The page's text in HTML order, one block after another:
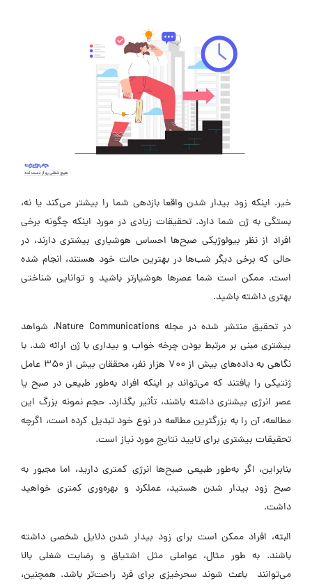
خیر. اینکه زود بیدار شدن واقعا بازدهی شما را بیشتر می‌کند یا نه،
بستگی به ژن شما دارد. تحقیقات زیادی در مورد اینکه چگونه برخی
افراد از نظر بیولوژیکی صبح‌ها احساس هوشیاری بیشتری دارند، در
حالی که برخی دیگر شب‌ها در بهترین حالت خود هستند، انجام شده
است. ممکن است شما عصرها هوشیارتر باشید و توانایی شناختی
بهتری داشته باشید.
در تحقیق منتشر شده در مجله Nature Communications، شواهد
بیشتری مبنی بر مرتبط بودن چرخه خواب و بیداری با ژن ارائه شد. با
نگاهی به داده‌های بیش از 700 هزار نفر، محققان بیش از 350 عامل
ژنتیکی را یافتند که می‌تواند بر اینکه افراد به‌طور طبیعی در صبح یا
عصر انرژی بیشتری داشته باشند، تأثیر بگذارد. حجم نمونه بزرگ این
مطالعه، آن را به بزرگترین مطالعه در نوع خود تبدیل کرده است، اگرچه
تحقیقات بیشتری برای تایید نتایج مورد نیاز است.
بنابراین، اگر به‌طور طبیعی صبح‌ها انرژی کمتری دارید، اما مجبور به
صبح زود بیدار شدن هستید، عملکرد و بهره‌وری کمتری خواهید
داشت.
البته، افراد ممکن است برای زود بیدار شدن دلایل شخصی داشته
باشند. به طور مثال، عواملی مثل اشتیاق و رضایت شغلی بالا
می‌توانند باعث شوند سحرخیزی برای فرد راحت‌تر باشد. همچنین،